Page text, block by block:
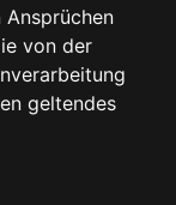
von der
geltendes